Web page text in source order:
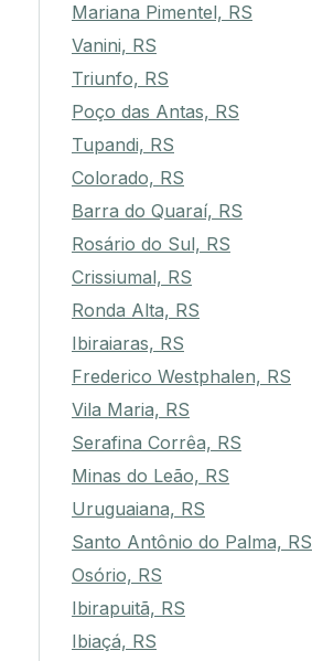
Mariana Pimentel, RS
Vanini, RS
Triunfo, RS
Poço das Antas, RS
Tupandi, RS
Colorado, RS
Barra do Quaraí, RS
Rosário do Sul, RS
Crissiumal, RS
Ronda Alta, RS
Ibiraiaras, RS
Frederico Westphalen, RS
Vila Maria, RS
Serafina Corrêa, RS
Minas do Leão, RS
Uruguaiana, RS
Santo Antônio do Palma, RS
Osório, RS
Ibirapuitã, RS
Ibiaçá, RS